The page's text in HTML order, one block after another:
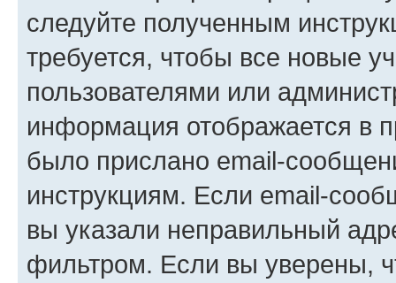
следуйте полученным
требуется, чтобы все новые
пользователями или
информация отображается в
было прислано email-
инструкциям. Если email-
вы указали неправильный
фильтром. Если вы уверены,